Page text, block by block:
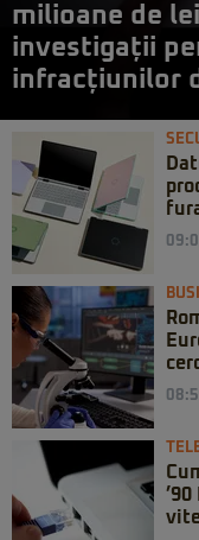
milioane de
investigații
infracțiunilor